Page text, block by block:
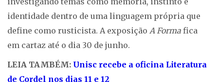
identidade dentro de uma linguagem própria que
define como rusticista. A exposição A Forma fica
em cartaz até o dia 30 de junho.
LEIA TAMBÉM: Unisc recebe a oficina Literatura
de Cordel nos dias 11 e 12